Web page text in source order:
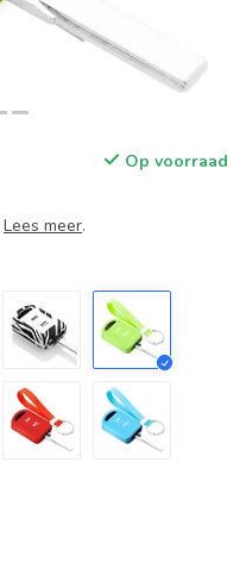
Op voorraad
Lees meer.